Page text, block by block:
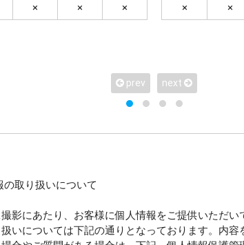
× ×
×
×
×
prev next
取り扱いについて
影にあたり、お客様に個人情報をご提供いただい
いについては下記の通りとなっております。内容
アルバム 宿泊付き
選ぶ